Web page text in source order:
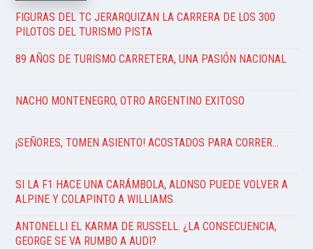
FIGURAS DEL TC JERARQUIZAN LA CARRERA DE LOS 300
PILOTOS DEL TURISMO PISTA
89 AÑOS DE TURISMO CARRETERA, UNA PASIÓN NACIONAL
NACHO MONTENEGRO, OTRO ARGENTINO EXITOSO
¡SEÑORES, TOMEN ASIENTO! ACOSTADOS PARA CORRER…
SI LA F1 HACE UNA CARÁMBOLA, ALONSO PUEDE VOLVER A
ALPINE Y COLAPINTO A WILLIAMS
ANTONELLI EL KARMA DE RUSSELL. ¿LA CONSECUENCIA,
GEORGE SE VA RUMBO A AUDI?